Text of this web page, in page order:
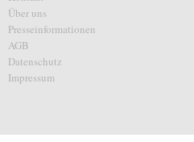
Über uns
Presseinformationen
AGB
Datenschutz
Impressum